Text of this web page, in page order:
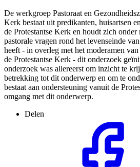
De werkgroep Pastoraat en
Kerk bestaat uit predikanten, huisartsen
de Protestantse Kerk en houdt zich onder
pastorale vragen rond het levenseinde
heeft - in overleg met het moderamen
de Protestantse Kerk - dit onderzoek
onderzoek was allereerst om inzicht te
betrekking tot dit onderwerp en om te
bestaat aan ondersteuning vanuit de
omgang met dit onderwerp.
Delen